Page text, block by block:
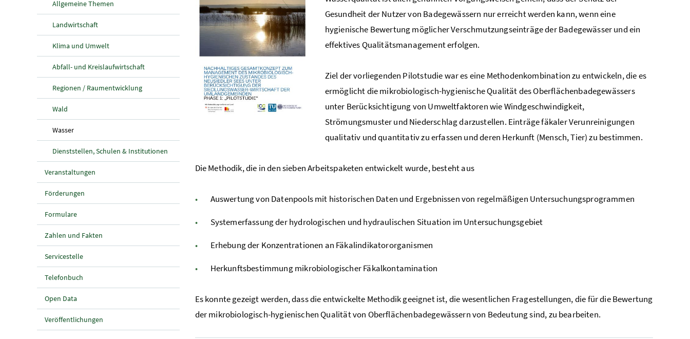
Allgemeine Themen
Landwirtschaft
Klima und Umwelt
Abfall- und Kreislaufwirtschaft
Regionen / Raumentwicklung
Wald
Wasser(aktuelle Seite)
Dienststellen, Schulen & Institutionen
Veranstaltungen
Förderungen
Formulare
Zahlen und Fakten
Servicestelle
Telefonbuch
Open Data
Veröffentlichungen
Gesundheit der Nutzer von Badegewässern nur erreicht werden kann, wenn eine
hygienische Bewertung möglicher Verschmutzungseinträge der Badegewässer und ein
effektives Qualitätsmanagement erfolgen.
Ziel der vorliegenden Pilotstudie war es eine Methodenkombination zu entwickeln, die es
ermöglicht die mikrobiologisch-hygienische Qualität des Oberflächenbadegewässers
unter Berücksichtigung von Umweltfaktoren wie Windgeschwindigkeit,
Strömungsmuster und Niederschlag darzustellen. Einträge fäkaler Verunreinigungen
qualitativ und quantitativ zu erfassen und deren Herkunft (Mensch, Tier) zu bestimmen.
Die Methodik, die in den sieben Arbeitspaketen entwickelt wurde, besteht aus
Auswertung von Datenpools mit historischen Daten und Ergebnissen von regelmäßigen Untersuchungsprogrammen
Systemerfassung der hydrologischen und hydraulischen Situation im Untersuchungsgebiet
Erhebung der Konzentrationen an Fäkalindikatororganismen
Herkunftsbestimmung mikrobiologischer Fäkalkontamination
Es konnte gezeigt werden, dass die entwickelte Methodik geeignet ist, die wesentlichen Fragestellungen, die für die Bewertung
der mikrobiologisch-hygienischen Qualität von Oberflächenbadegewässern von Bedeutung sind, zu bearbeiten.